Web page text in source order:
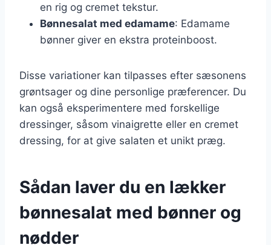
en rig og cremet tekstur.
Bønnesalat med edamame: Edamame
bønner giver en ekstra proteinboost.
Disse variationer kan tilpasses efter sæsonens
grøntsager og dine personlige præferencer. Du
kan også eksperimentere med forskellige
dressinger, såsom vinaigrette eller en cremet
dressing, for at give salaten et unikt præg.
Sådan laver du en lækker
bønnesalat med bønner og
nødder